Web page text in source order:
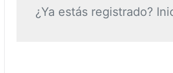
¿Ya estás registrado?